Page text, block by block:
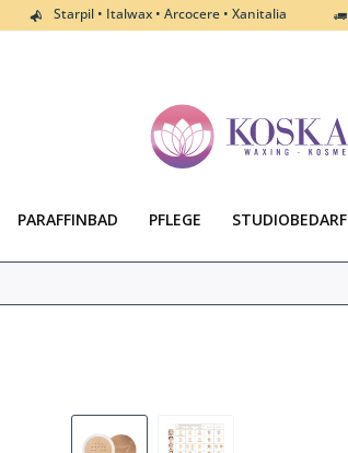
Starpil • Italwax • Arcocere • Xanitalia
PARAFFINBAD PFLEGE STUDIOBEDARF